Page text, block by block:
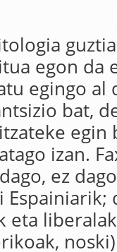
guztia
egon da
egingo al
bat,
egin
izan.
ez
eta